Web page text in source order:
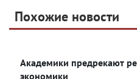
Telegram
Одноклассники
Яндекс
Похожие новости
Академики предрекают
экономики